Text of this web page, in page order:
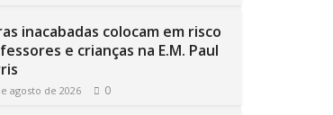
inacabadas colocam em risco
e crianças na E.M. Paul
agosto de 2026 0